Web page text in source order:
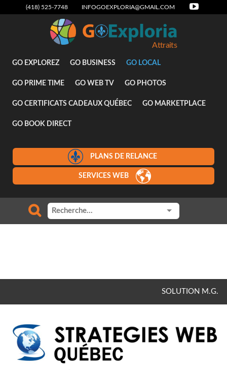
(418) 525-7748 INFOGOEXPLORIA@GMAIL.COM
Attraits
GO EXPLOREZ GO BUSINESS GO LOCAL
GO PRIME TIME GO WEB TV GO PHOTOS
GO CERTIFICATS CADEAUX QUÉBEC GO MARKETPLACE
GO BOOK DIRECT
PLANS DE RELANCE
SERVICES WEB
SOLUTION M.G.